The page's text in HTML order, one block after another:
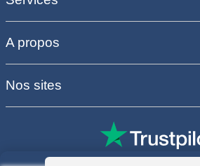
A propos
Nos sites